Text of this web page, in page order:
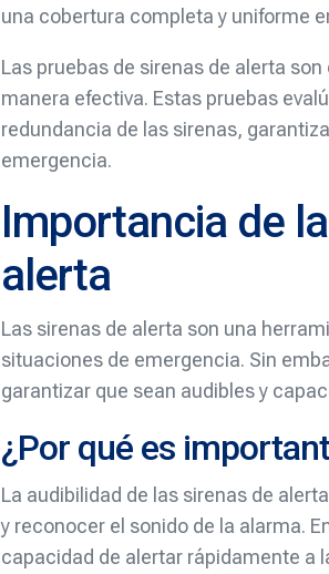
una cobertura completa y uniforme
Las pruebas de sirenas de alerta
manera efectiva. Estas pruebas
redundancia de las sirenas,
emergencia.
Importancia de
alerta
Las sirenas de alerta son una
situaciones de emergencia. Sin
garantizar que sean audibles y
¿Por qué es
La audibilidad de las sirenas de
y reconocer el sonido de la alarma.
capacidad de alertar rápidamente a